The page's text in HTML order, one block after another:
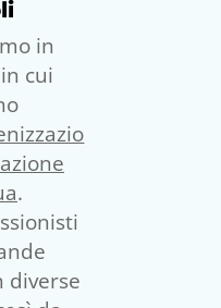
in
cui
.
diverse